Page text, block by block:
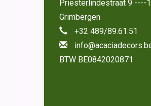
Priesterlindestraat 9 ----
Grimbergen
+32 489/89.61.51
BTW BE0842020871